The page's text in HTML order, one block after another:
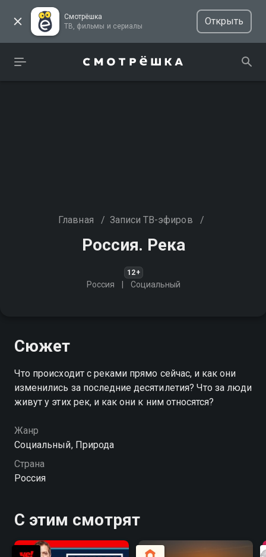
Смотрёшка
ТВ, фильмы и сериалы
Открыть
Главная / Записи ТВ-эфиров /
Россия. Река
12+
Россия Социальный
Сюжет
Что происходит с реками прямо сейчас, и как они
изменились за последние десятилетия? Что за люди
живут у этих рек, и как они к ним относятся?
Жанр
Социальный, Природа
Страна
Россия
С этим смотрят